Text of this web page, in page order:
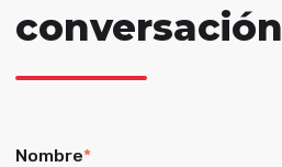
conversación
Nombre*